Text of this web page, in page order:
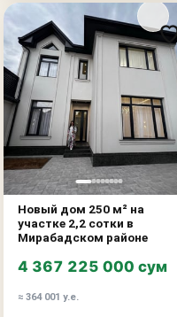
Новый дом 250 м² на
участке 2,2 сотки в
Мирабадском районе
4 367 225 000 сум
≈ 364 001 у.е.